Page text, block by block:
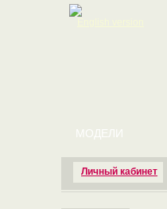
Личный кабинет
МОДЕЛИ